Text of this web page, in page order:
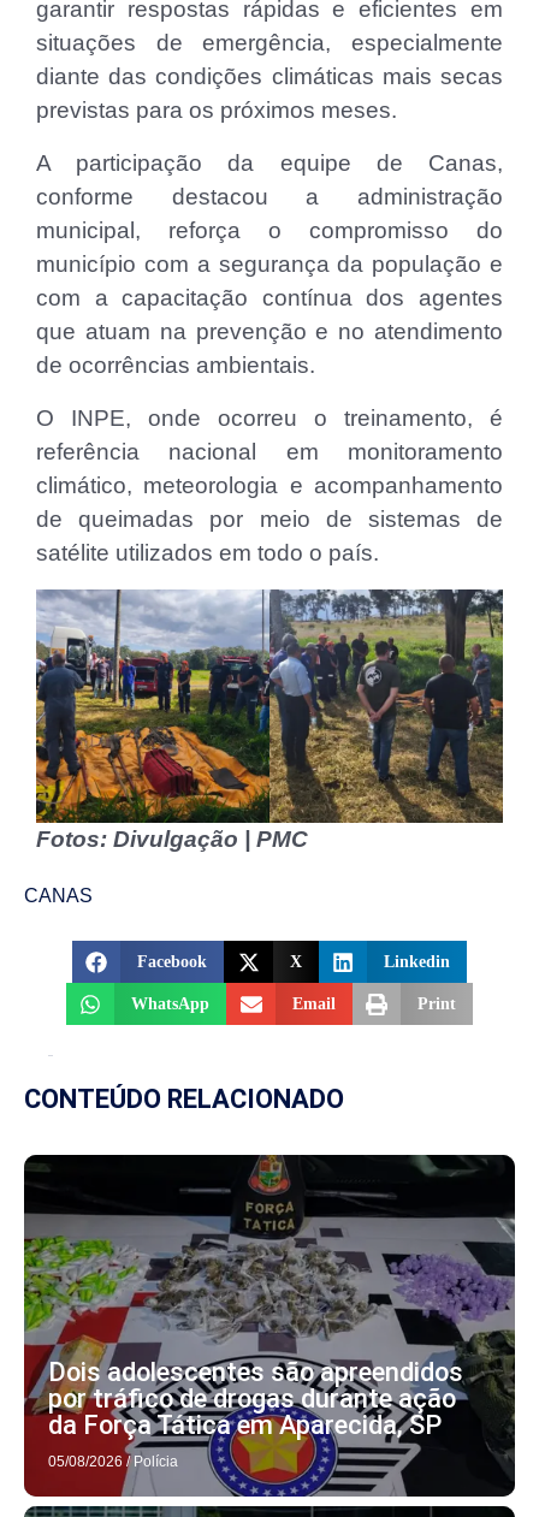
garantir respostas rápidas e eficientes em
situações de emergência, especialmente
diante das condições climáticas mais secas
previstas para os próximos meses.
A participação da equipe de Canas,
conforme destacou a administração
municipal, reforça o compromisso do
município com a segurança da população e
com a capacitação contínua dos agentes
que atuam na prevenção e no atendimento
de ocorrências ambientais.
O INPE, onde ocorreu o treinamento, é
referência nacional em monitoramento
climático, meteorologia e acompanhamento
de queimadas por meio de sistemas de
satélite utilizados em todo o país.
Fotos: Divulgação | PMC
CANAS
Facebook X Linkedin
WhatsApp Email Print
CONTEÚDO RELACIONADO
Dois adolescentes são apreendidos
por tráfico de drogas durante ação
da Força Tática em Aparecida, SP
05/08/2026 / Polícia